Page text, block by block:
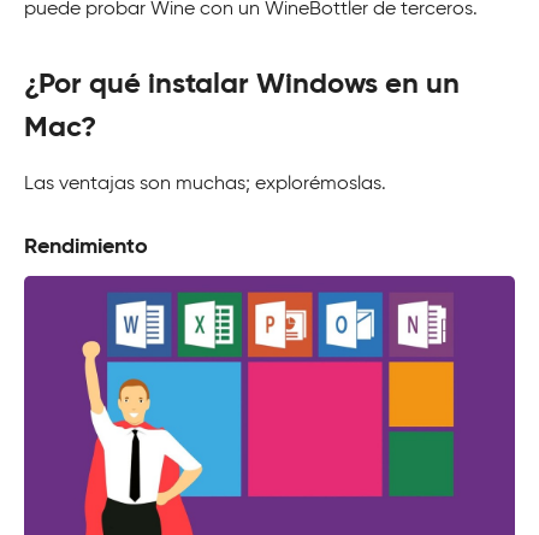
puede probar Wine con un WineBottler de terceros.
¿Por qué instalar Windows en un
Mac?
Las ventajas son muchas; explorémoslas.
Rendimiento